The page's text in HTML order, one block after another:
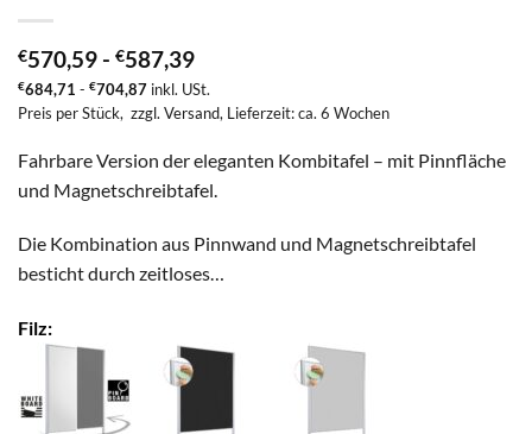
€570,59 - €587,39
€684,71 - €704,87 inkl. USt.
Preis per Stück, zzgl. Versand, Lieferzeit: ca. 6 Wochen
Fahrbare Version der eleganten Kombitafel – mit Pinnfläche
und Magnetschreibtafel.
Die Kombination aus Pinnwand und Magnetschreibtafel
besticht durch zeitloses…
Filz: